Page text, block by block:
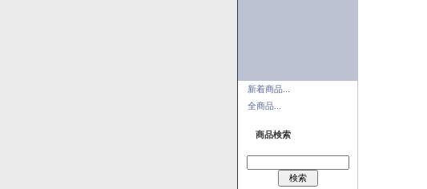
新着商品...
全商品...
商品検索